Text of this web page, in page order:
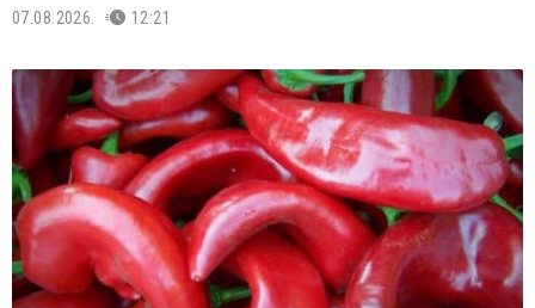
07.08.2026. 12:21